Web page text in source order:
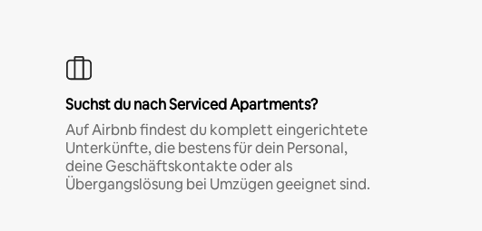
Suchst du nach Serviced Apartments?
Auf Airbnb findest du komplett eingerichtete
Unterkünfte, die bestens für dein Personal,
deine Geschäftskontakte oder als
Übergangslösung bei Umzügen geeignet sind.